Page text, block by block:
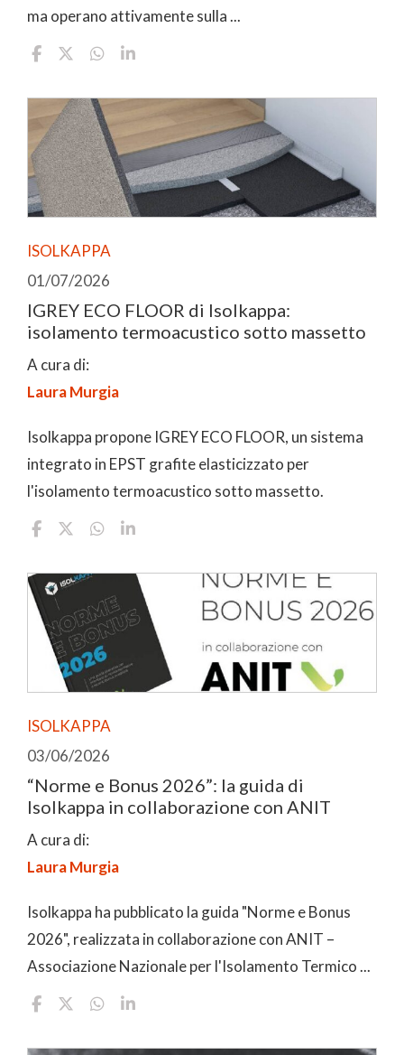
ma operano attivamente sulla ...
ISOLKAPPA
01/07/2026
IGREY ECO FLOOR di Isolkappa:
isolamento termoacustico sotto massetto
A cura di:
Laura Murgia
Isolkappa propone IGREY ECO FLOOR, un sistema
integrato in EPST grafite elasticizzato per
l'isolamento termoacustico sotto massetto.
ISOLKAPPA
03/06/2026
“Norme e Bonus 2026”: la guida di
Isolkappa in collaborazione con ANIT
A cura di:
Laura Murgia
Isolkappa ha pubblicato la guida "Norme e Bonus
2026", realizzata in collaborazione con ANIT –
Associazione Nazionale per l'Isolamento Termico ...